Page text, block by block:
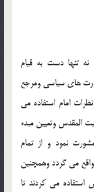
تنها دست به قيام
هاي سياسي ومرجع
امام استفاده مي
المقدس وتعيين مبدء
نمود و از تمام
مي گردد وهمچنين
مي كردند تا